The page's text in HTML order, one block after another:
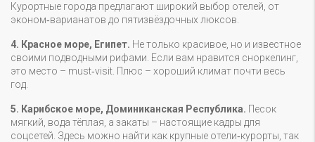
Курортные города предлагают широкий выбор отелей, от
эконом‑варианатов до пятизвёздочных люксов.
4. Красное море, Египет. Не только красивое, но и известное
своими подводными рифами. Если вам нравится сноркелинг,
это место – must‑visit. Плюс – хороший климат почти весь
год.
5. Карибское море, Доминиканская Республика. Песок
мягкий, вода тёплая, а закаты – настоящие кадры для
соцсетей. Здесь можно найти как крупные отели‑курорты, так